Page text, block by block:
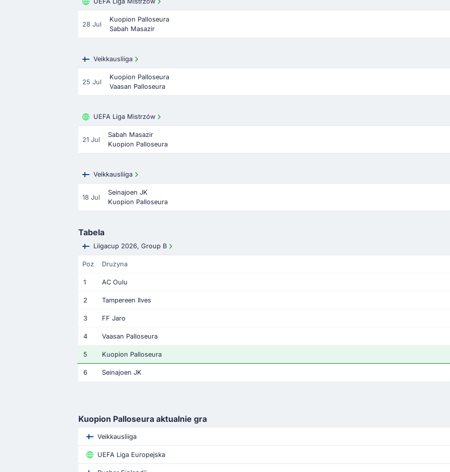
28 Jul
Kuopion Palloseura
Sabah Masazir
Veikkausliiga
25 Jul
Kuopion Palloseura
Vaasan Palloseura
UEFA Liga Mistrzów
21 Jul
Sabah Masazir
Kuopion Palloseura
Veikkausliiga
18 Jul
Seinajoen JK
Kuopion Palloseura
Tabela
Liigacup 2026, Group B
Poz Drużyna
1 AC Oulu
2 Tampereen Ilves
3 FF Jaro
4 Vaasan Palloseura
5 Kuopion Palloseura
6 Seinajoen JK
Kuopion Palloseura aktualnie gra
Veikkausliiga
UEFA Liga Europejska